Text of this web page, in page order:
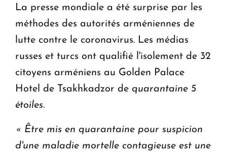
La presse mondiale a été surprise par les
méthodes des autorités arméniennes de
lutte contre le coronavirus. Les médias
russes et turcs ont qualifié l'isolement de 32
citoyens arméniens au Golden Palace
Hotel de Tsakhkadzor de quarantaine 5
étoiles.
« Être mis en quarantaine pour suspicion
d'une maladie mortelle contagieuse est une